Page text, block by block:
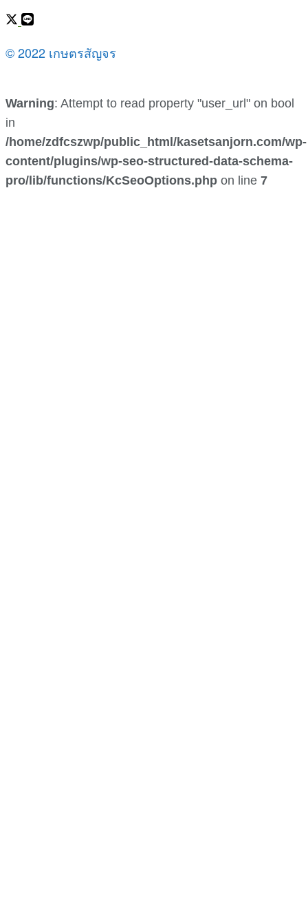
© 2022 เกษตรสัญจร
Warning: Attempt to read property "user_url" on bool
in
/home/zdfcszwp/public_html/kasetsanjorn.com/wp-
content/plugins/wp-seo-structured-data-schema-
pro/lib/functions/KcSeoOptions.php on line 7